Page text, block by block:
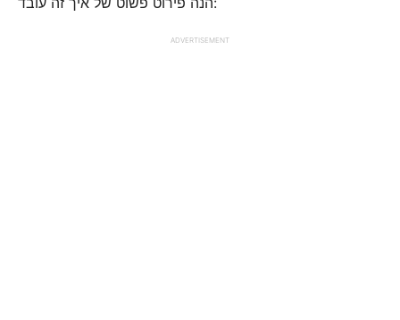
ADVERTISEMENT